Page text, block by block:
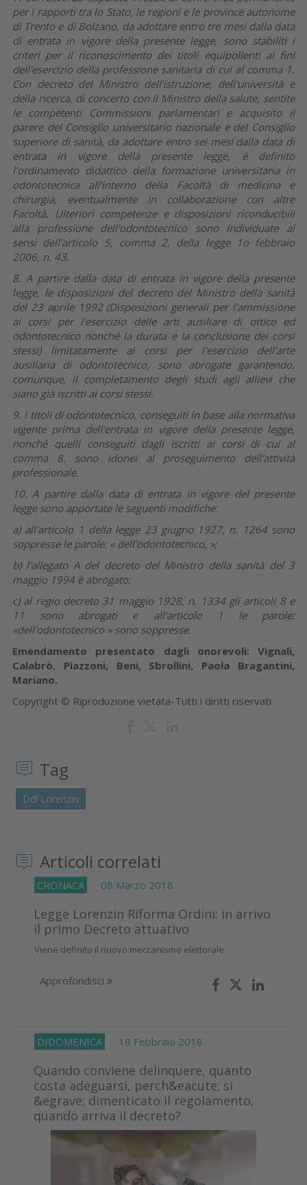
per i rapporti tra lo Stato, le regioni e le province autonome
di Trento e di Bolzano, da adottare entro tre mesi dalla data
di entrata in vigore della presente legge, sono stabiliti i
criteri per il riconoscimento dei titoli equipollenti ai fini
dell'esercizio della professione sanitaria di cui al comma 1.
Con decreto del Ministro dell'istruzione, dell'università e
della ricerca, di concerto con il Ministro della salute, sentite
le competenti Commissioni parlamentari e acquisito il
parere del Consiglio universitario nazionale e del Consiglio
superiore di sanità, da adottare entro sei mesi dalla data di
entrata in vigore della presente legge, è definito
l'ordinamento didattico della formazione universitaria in
odontotecnica all'interno della Facoltà di medicina e
chirurgia, eventualmente in collaborazione con altre
Facoltà. Ulteriori competenze e disposizioni riconducibili
alla professione dell'odontotecnico sono individuate ai
sensi dell'articolo 5, comma 2, della legge 1o febbraio
2006, n. 43.
8. A partire dalla data di entrata in vigore della presente
legge, le disposizioni del decreto del Ministro della sanità
del 23 aprile 1992 (Disposizioni generali per l'ammissione
ai corsi per l'esercizio delle arti ausiliare di ottico ed
odontotecnico nonché la durata e la conclusione dei corsi
stessi) limitatamente ai corsi per l'esercizio dell'arte
ausiliaria di odontotecnico, sono abrogate garantendo,
comunque, il completamento degli studi agli allievi che
siano già iscritti ai corsi stessi.
9. I titoli di odontotecnico, conseguiti in base alla normativa
vigente prima dell'entrata in vigore della presente legge,
nonché quelli conseguiti dagli iscritti ai corsi di cui al
comma 8, sono idonei al proseguimento dell'attività
professionale.
10. A partire dalla data di entrata in vigore del presente
legge sono apportate le seguenti modifiche:
a) all'articolo 1 della legge 23 giugno 1927, n. 1264 sono
soppresse le parole: « dell'odontotecnico, »;
b) l'allegato A del decreto del Ministro della sanità del 3
maggio 1994 è abrogato;
c) al regio decreto 31 maggio 1928, n. 1334 gli articoli 8 e
11 sono abrogati e all'articolo 1 le parole:
«dell'odontotecnico » sono soppresse.
Emendamento presentato dagli onorevoli: Vignali,
Calabrò, Piazzoni, Beni, Sbrollini, Paola Bragantini,
Mariano.
Copyright © Riproduzione vietata-Tutti i diritti riservati
Tag
Ddl Lorenzin
Articoli correlati
CRONACA 08 Marzo 2018
Legge Lorenzin Riforma Ordini: in arrivo
il primo Decreto attuativo
Viene definito il nuovo meccanismo elettorale
Approfondisci
DIDOMENICA 18 Febbraio 2018
Quando conviene delinquere, quanto
costa adeguarsi, perch&eacute; si
&egrave; dimenticato il regolamento,
quando arriva il decreto?